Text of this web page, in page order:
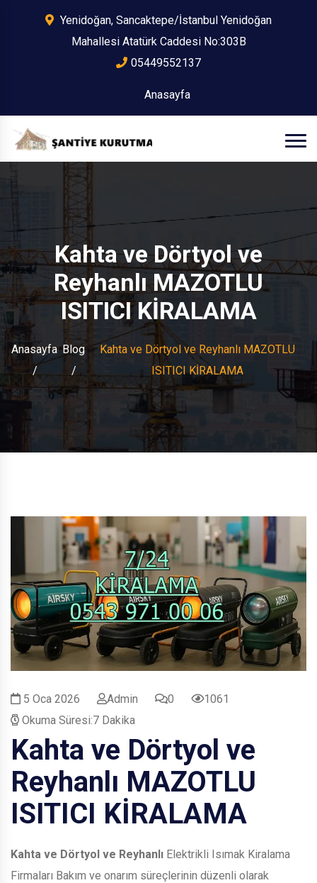
Yenidoğan, Sancaktepe/İstanbul Yenidoğan
Mahallesi Atatürk Caddesi No:303B
05449552137
Anasayfa
Kahta ve Dörtyol ve
Reyhanlı MAZOTLU
ISITICI KİRALAMA
Anasayfa Blog
Kahta ve Dörtyol ve Reyhanlı MAZOTLU
ISITICI KİRALAMA
5 Oca 2026 Admin 0
1061
Okuma Süresi:7 Dakika
Kahta ve Dörtyol ve
Reyhanlı MAZOTLU
ISITICI KİRALAMA
Kahta ve Dörtyol ve Reyhanlı Elektrikli Isımak Kiralama
Firmaları Bakım ve onarım süreçlerinin düzenli olarak